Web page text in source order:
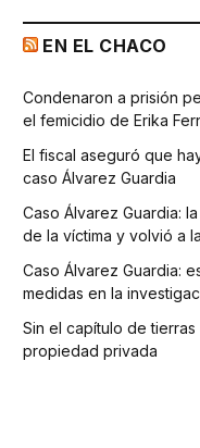
EN EL CHACO
Condenaron a prisión
el femicidio de Erika
El fiscal aseguró que
caso Álvarez Guardia
Caso Álvarez Guardia:
de la víctima y volvió a
Caso Álvarez Guardia:
medidas en la
Sin el capítulo de
propiedad privada